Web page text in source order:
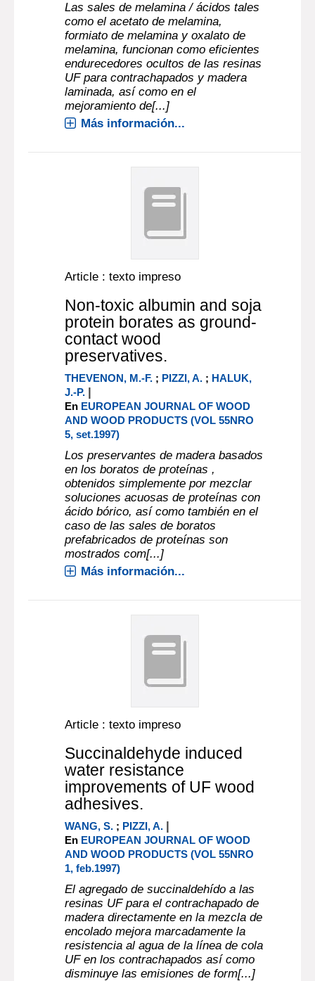
Las sales de melamina / ácidos tales
como el acetato de melamina,
formiato de melamina y oxalato de
melamina, funcionan como eficientes
endurecedores ocultos de las resinas
UF para contrachapados y madera
laminada, así como en el
mejoramiento de[...]
Más información...
Article : texto impreso
Non-toxic albumin and soja
protein borates as ground-
contact wood
preservatives.
THEVENON, M.-F. ; PIZZI, A. ; HALUK,
J.-P. |
En EUROPEAN JOURNAL OF WOOD
AND WOOD PRODUCTS (VOL 55NRO
5, set.1997)
Los preservantes de madera basados
en los boratos de proteínas ,
obtenidos simplemente por mezclar
soluciones acuosas de proteínas con
ácido bórico, así como también en el
caso de las sales de boratos
prefabricados de proteínas son
mostrados com[...]
Más información...
Article : texto impreso
Succinaldehyde induced
water resistance
improvements of UF wood
adhesives.
WANG, S. ; PIZZI, A. |
En EUROPEAN JOURNAL OF WOOD
AND WOOD PRODUCTS (VOL 55NRO
1, feb.1997)
El agregado de succinaldehído a las
resinas UF para el contrachapado de
madera directamente en la mezcla de
encolado mejora marcadamente la
resistencia al agua de la línea de cola
UF en los contrachapados así como
disminuye las emisiones de form[...]